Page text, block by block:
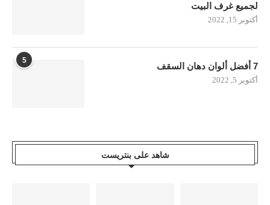
لجميع غرف البيت
أكتوبر 15, 2022
5
7 أفضل ألوان دهان السقف
أكتوبر 5, 2022
شاهد على بنتريست